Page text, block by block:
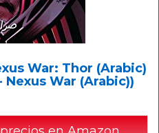
War: Thor (Arabic)
War (Arabic))